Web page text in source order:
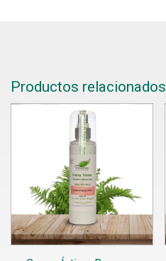
Productos relacionados